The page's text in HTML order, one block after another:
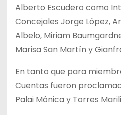
Alberto Escudero como
Concejales Jorge López,
Albelo, Miriam
Marisa San Martín y
En tanto que para
Cuentas fueron
Palai Mónica y Torres